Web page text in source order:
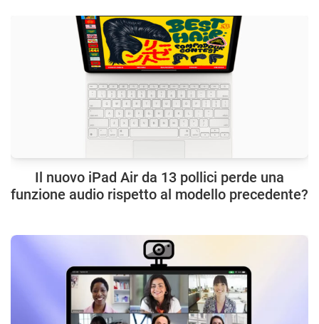
Il nuovo iPad Air da 13 pollici perde una
funzione audio rispetto al modello precedente?